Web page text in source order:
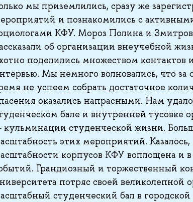
мы приземлились, сразу же
и познакомились с
КФУ. Мороз Полина и
об организации внеучебной
поделились множеством контактов
Мы немного волновались, что за
не успеем собрать достаточное
оказались напрасными. Нам
бале и внутренней тусовке
студенческой жизни.
этих мероприятий.
корпусов КФУ воплощена и
Грандиозный и торжественный
потряс своей великолепной
студенческий бал в